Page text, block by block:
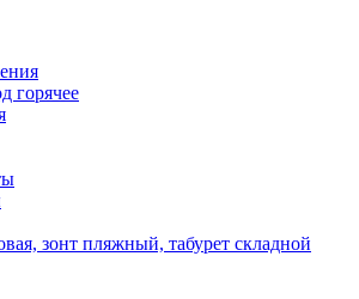
горячее
зонт пляжный, табурет складной